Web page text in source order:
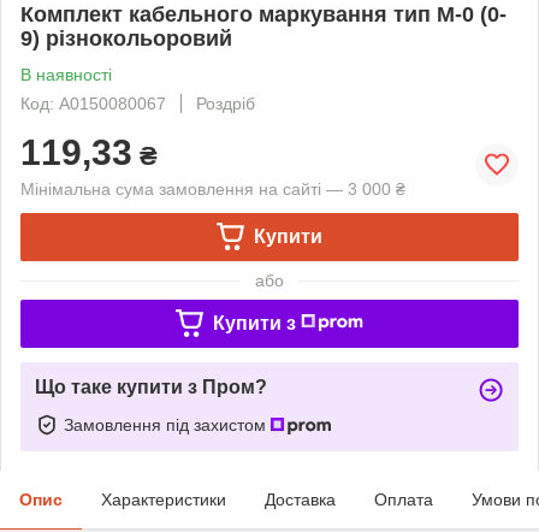
Комплект кабельного маркування тип М-0 (0-
9) різнокольоровий
В наявності
Код: A0150080067
Роздріб
119,33 ₴
Мінімальна сума замовлення на сайті — 3 000 ₴
Купити
або
Купити з
Що таке купити з Пром?
Замовлення під захистом
Опис Характеристики Доставка Оплата Умови